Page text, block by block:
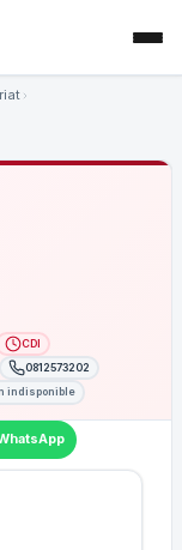
CDI
0812573202
indisponible